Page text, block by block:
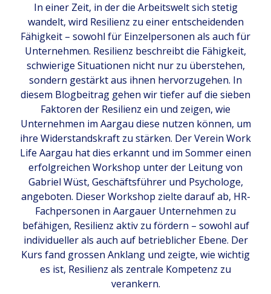
In einer Zeit, in der die Arbeitswelt sich stetig
wandelt, wird Resilienz zu einer entscheidenden
Fähigkeit – sowohl für Einzelpersonen als auch für
Unternehmen. Resilienz beschreibt die Fähigkeit,
schwierige Situationen nicht nur zu überstehen,
sondern gestärkt aus ihnen hervorzugehen. In
diesem Blogbeitrag gehen wir tiefer auf die sieben
Faktoren der Resilienz ein und zeigen, wie
Unternehmen im Aargau diese nutzen können, um
ihre Widerstandskraft zu stärken. Der Verein Work
Life Aargau hat dies erkannt und im Sommer einen
erfolgreichen Workshop unter der Leitung von
Gabriel Wüst, Geschäftsführer und Psychologe,
angeboten. Dieser Workshop zielte darauf ab, HR-
Fachpersonen in Aargauer Unternehmen zu
befähigen, Resilienz aktiv zu fördern – sowohl auf
individueller als auch auf betrieblicher Ebene. Der
Kurs fand grossen Anklang und zeigte, wie wichtig
es ist, Resilienz als zentrale Kompetenz zu
verankern.